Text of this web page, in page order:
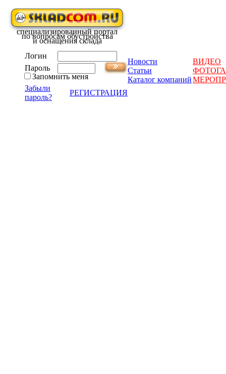
специализированный портал
по вопросам обустройства
и оснащения склада
Логин
Пароль
Запомнить меня
Забыли
пароль?
РЕГИСТРАЦИЯ
Новости
ВИДЕО
Статьи
Каталог компаний